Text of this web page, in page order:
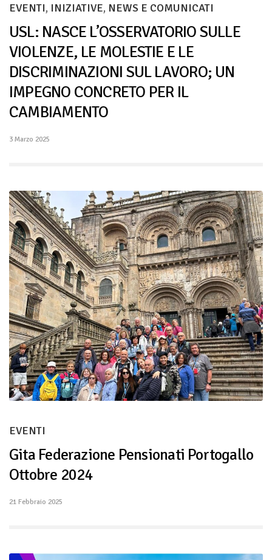
EVENTI, INIZIATIVE, NEWS E COMUNICATI
USL: NASCE L’OSSERVATORIO SULLE
VIOLENZE, LE MOLESTIE E LE
DISCRIMINAZIONI SUL LAVORO; UN
IMPEGNO CONCRETO PER IL
CAMBIAMENTO
3 Marzo 2025
EVENTI
Gita Federazione Pensionati Portogallo
Ottobre 2024
21 Febbraio 2025